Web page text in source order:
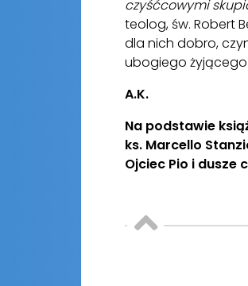
czyśćcowymi
teolog, św. Robert
dla nich dobro,
ubogiego
A.K.
Na podstawie
ks. Marcello
Ojciec Pio i dusze